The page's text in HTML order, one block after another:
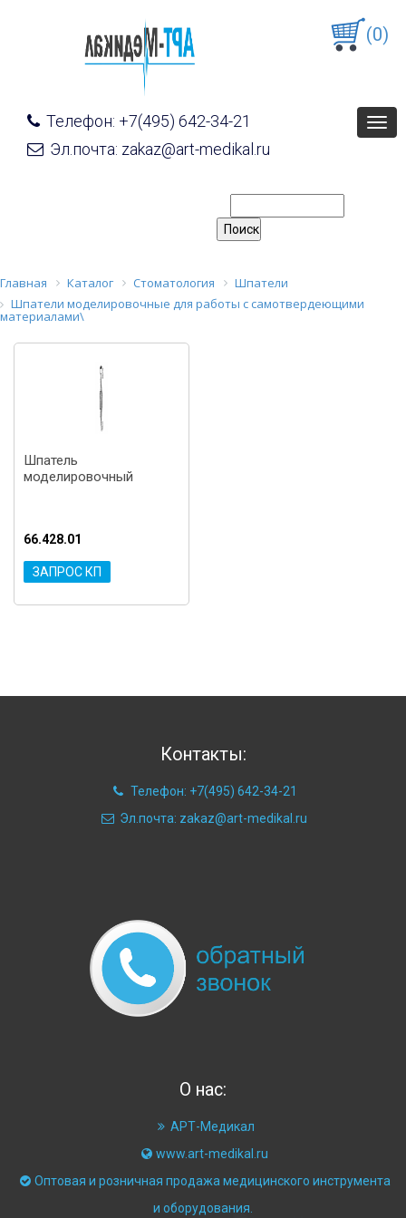
Телефон: +7(495) 642-34-21
Эл.почта: zakaz@art-medikal.ru
(0)
Главная Каталог Стоматология
Шпатели
Шпатели моделировочные для работы с самотвердеющими
материалами\
Шпатель
моделировочный
66.428.01
ЗАПРОС КП
Контакты:
Телефон: +7(495) 642-34-21
Эл.почта: zakaz@art-medikal.ru
О нас:
АРТ-Медикал
www.art-medikal.ru
Оптовая и розничная продажа медицинского инструмента
и оборудования.